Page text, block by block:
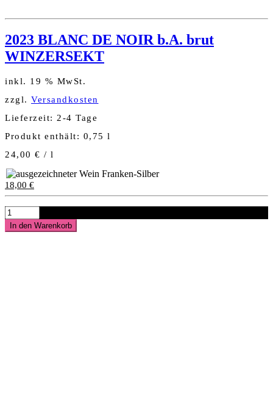
2023 BLANC DE NOIR b.A. brut
WINZERSEKT
inkl. 19 % MwSt.
zzgl. Versandkosten
Lieferzeit: 2-4 Tage
Produkt enthält: 0,75 l
24,00 € / l
18,00 €
2023
BLANC
DE
In den Warenkorb